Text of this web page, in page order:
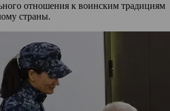
отношения к воинским традициям
страны.